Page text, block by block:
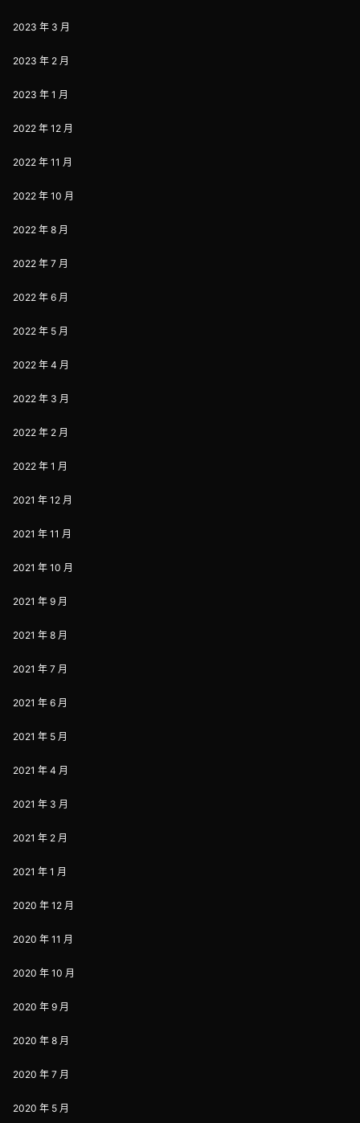
2023 年 3 月
2023 年 2 月
2023 年 1 月
2022 年 12 月
2022 年 11 月
2022 年 10 月
2022 年 8 月
2022 年 7 月
2022 年 6 月
2022 年 5 月
2022 年 4 月
2022 年 3 月
2022 年 2 月
2022 年 1 月
2021 年 12 月
2021 年 11 月
2021 年 10 月
2021 年 9 月
2021 年 8 月
2021 年 7 月
2021 年 6 月
2021 年 5 月
2021 年 4 月
2021 年 3 月
2021 年 2 月
2021 年 1 月
2020 年 12 月
2020 年 11 月
2020 年 10 月
2020 年 9 月
2020 年 8 月
2020 年 7 月
2020 年 5 月